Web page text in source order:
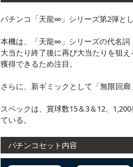
パチンコ「天龍∞」シリーズ第2弾と
本機は、「天龍∞」シリーズの代名詞
大当たり終了後に再び大当たりを狙
獲得できるため注目。
さらに、新ギミックとして「無限回
スペックは、賞球数15＆3＆12、
ている。
パチンコセット内容